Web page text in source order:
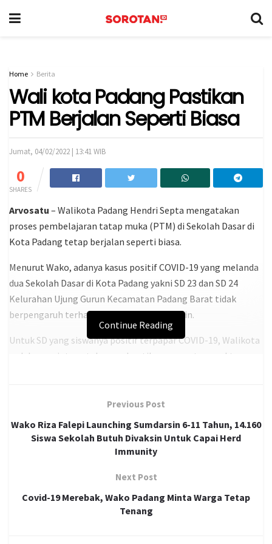
Home Berita
Wali kota Padang Pastikan
PTM Berjalan Seperti Biasa
Jumat, 04/02/2022 | 13:41 WIB
0
SHARES
Arvosatu – Walikota Padang Hendri Septa mengatakan
proses pembelajaran tatap muka (PTM) di Sekolah Dasar di
Kota Padang tetap berjalan seperti biasa.
Menurut Wako, adanya kasus positif COVID-19 yang melanda
dua Sekolah Dasar di Kota Padang yakni SD 23 dan SD 24
Kelurahan Ujung Gurun Kecamatan Padang Barat tidak
berpengaruh terhadap (PTM) di sekolah lain.
Untuk SD yang siswanya positif terpapar COVID-19, Walikota
sudah meminta untuk menghentikan sementara waktu
“Jadi kita sudah minta SD nya saja yang di lockdown
hari ke depan,” tutur Wako seusai menghadiri launching
gerakan Sumdarsin anak usia 6-11 tahun, Kamis (03/02/2022).
Wako juga menjelaskan untuk siswa SD 23 dan 24 yang positif
mendapatkan vaksinasi.
Continue Reading
Previous Post
Wako Riza Falepi Launching Sumdarsin 6-11 Tahun, 14.160
Siswa Sekolah Butuh Divaksin Untuk Capai Herd
Immunity
Next Post
Covid-19 Merebak, Wako Padang Minta Warga Tetap
Tenang